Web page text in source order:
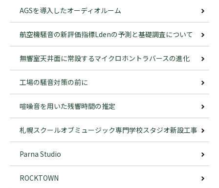
AGSを導入したオーディオルーム
航空機騒音の新評価指標Ldenの予測と基礎調査について
無響室天井面に常設するマイクロホントラバースの進化
工場の騒音対策の前に
喧噪音を用いた残響時間の推定
札幌スクールオブミュージック専門学校スタジオ新設工事
Parna Studio
ROCKTOWN